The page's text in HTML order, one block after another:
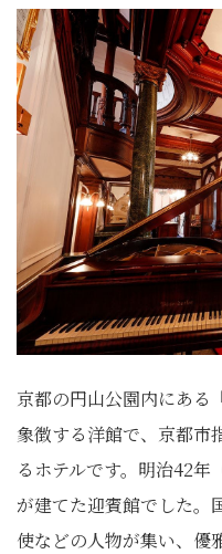
京都の円山公園内にある
象徴する洋館で、京都市
るホテルです。明治42年
が建てた迎賓館でした。
使などの人物が集い、優